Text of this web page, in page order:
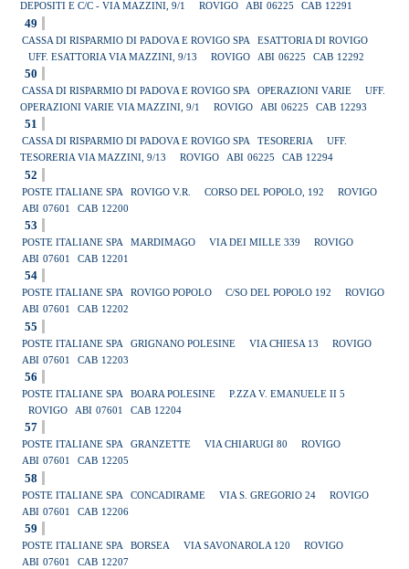
DEPOSITI E C/C - VIA MAZZINI, 9/1
ROVIGO ABI 06225 CAB 12291
49
CASSA DI RISPARMIO DI PADOVA E ROVIGO SPA
ESATTORIA DI ROVIGO
UFF. ESATTORIA VIA MAZZINI, 9/13
ROVIGO ABI 06225 CAB 12292
50
CASSA DI RISPARMIO DI PADOVA E ROVIGO SPA OPERAZIONI VARIE
UFF.
OPERAZIONI VARIE VIA MAZZINI, 9/1
ROVIGO ABI 06225 CAB 12293
51
CASSA DI RISPARMIO DI PADOVA E ROVIGO SPA TESORERIA
UFF.
TESORERIA VIA MAZZINI, 9/13
ROVIGO ABI 06225 CAB 12294
52
POSTE ITALIANE SPA ROVIGO V.R. CORSO DEL POPOLO, 192
ROVIGO
ABI 07601 CAB 12200
53
POSTE ITALIANE SPA MARDIMAGO VIA DEI MILLE 339
ROVIGO
ABI 07601 CAB 12201
54
POSTE ITALIANE SPA ROVIGO POPOLO C/SO DEL POPOLO 192
ROVIGO
ABI 07601 CAB 12202
55
POSTE ITALIANE SPA GRIGNANO POLESINE VIA CHIESA 13
ROVIGO
ABI 07601 CAB 12203
56
POSTE ITALIANE SPA BOARA POLESINE
P.ZZA V. EMANUELE II 5
ROVIGO
ABI 07601 CAB 12204
57
POSTE ITALIANE SPA GRANZETTE VIA CHIARUGI 80
ROVIGO
ABI 07601 CAB 12205
58
POSTE ITALIANE SPA CONCADIRAME VIA S. GREGORIO 24
ROVIGO
ABI 07601 CAB 12206
59
POSTE ITALIANE SPA BORSEA VIA SAVONAROLA 120
ROVIGO
ABI 07601 CAB 12207